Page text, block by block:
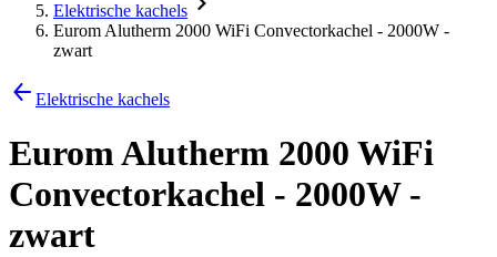
Elektrische kachels
Eurom Alutherm 2000 WiFi Convectorkachel - 2000W -
zwart
Elektrische kachels
Eurom Alutherm 2000 WiFi
Convectorkachel - 2000W -
zwart